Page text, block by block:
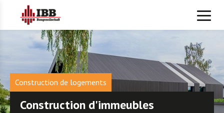
Construction de logements
Construction d'immeubles